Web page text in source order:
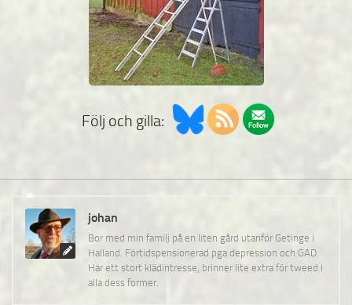
Följ och gilla:
johan
Bor med min familj på en liten gård utanför Getinge i
Halland. Förtidspensionerad pga depression och GAD.
Har ett stort klädintresse, brinner lite extra för tweed i
alla dess former.